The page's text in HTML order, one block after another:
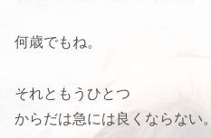
何歳でもね。
それともうひとつ
からだは急には良くならない。